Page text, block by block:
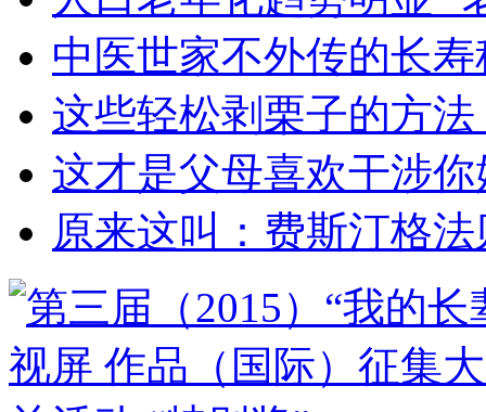
中医世家不外传的长寿
这些轻松剥栗子的方
这才是父母喜欢干涉
原来这叫：费斯汀格